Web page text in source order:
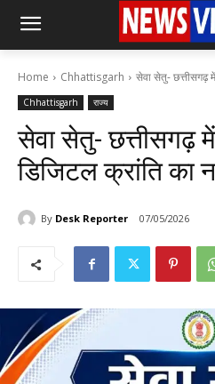
Home Chhattisgarh सेवा सेतु-
Chhattisgarh राज्य
सेवा सेतु- छत्तीसगढ़
डिजिटल क्रांति का
By Desk Reporter 07/05/2026